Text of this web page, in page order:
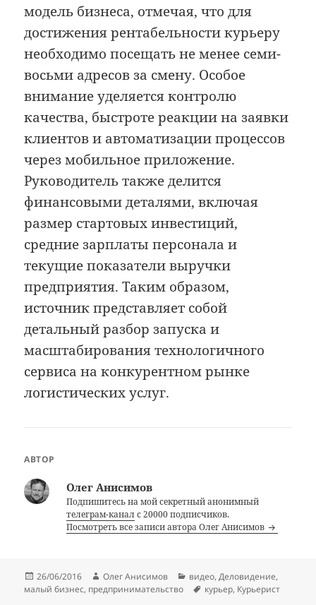
модель бизнеса, отмечая, что для
достижения рентабельности курьеру
необходимо посещать не менее семи-
восьми адресов за смену. Особое
внимание уделяется контролю
качества, быстроте реакции на заявки
клиентов и автоматизации процессов
через мобильное приложение.
Руководитель также делится
финансовыми деталями, включая
размер стартовых инвестиций,
средние зарплаты персонала и
текущие показатели выручки
предприятия. Таким образом,
источник представляет собой
детальный разбор запуска и
масштабирования технологичного
сервиса на конкурентном рынке
логистических услуг.
АВТОР
Олег Анисимов
Подпишитесь на мой секретный анонимный
телеграм-каналс 20000 подписчиков.
Посмотреть все записи автора Олег Анисимов
Опубликовано
26/06/2016 Автор
Олег Анисимов Рубрики
видео,Деловидение,
малый бизнес, предпринимательство Метки
курьер, Курьерист